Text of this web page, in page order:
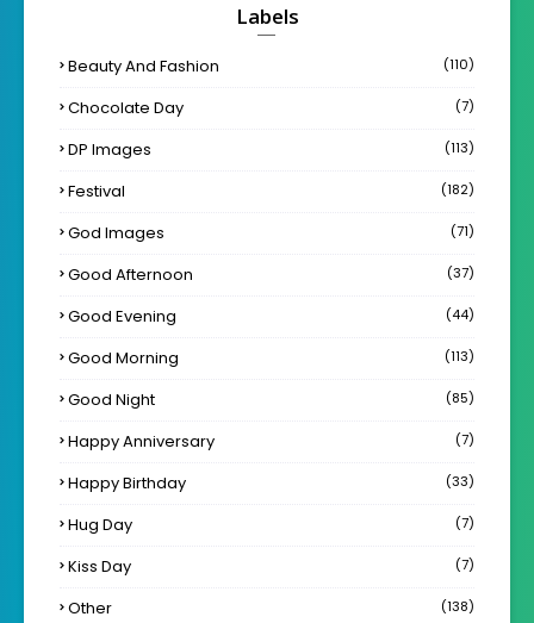
Labels
Beauty And Fashion (110)
Chocolate Day (7)
DP Images (113)
Festival (182)
God Images (71)
Good Afternoon (37)
Good Evening (44)
Good Morning (113)
Good Night (85)
Happy Anniversary (7)
Happy Birthday (33)
Hug Day (7)
Kiss Day (7)
Other (138)